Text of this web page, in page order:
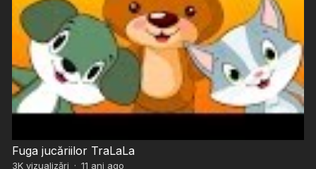
Fuga jucăriilor TraLaLa
3Kvizualizări · 11 ani ago